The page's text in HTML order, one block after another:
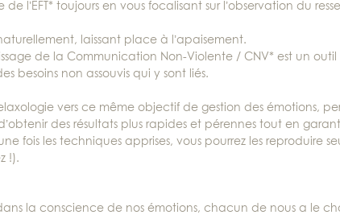
l’EFT* toujours en vous focalisant sur l’observation du
laissant place à l’apaisement.
de la Communication Non-Violente / CNV* est un
besoins non assouvis qui y sont liés.
vers ce même objectif de gestion des émotions,
des résultats plus rapides et pérennes tout en
fois les techniques apprises, vous pourrez les reproduire
!).
la conscience de nos émotions, chacun de nous a le